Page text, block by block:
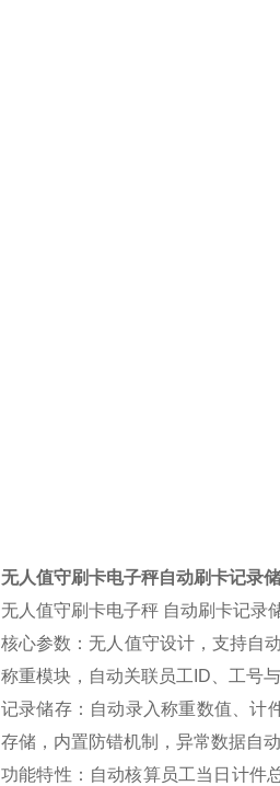
无人值守刷卡电子秤自动刷卡记录
无人值守刷卡电子秤 自动刷卡记录
核心参数：无人值守设计，支持自
称重模块，自动关联员工ID、工号
记录储存：自动录入称重数值、计
存储，内置防错机制，异常数据自
功能特性：自动核算员工当日计件